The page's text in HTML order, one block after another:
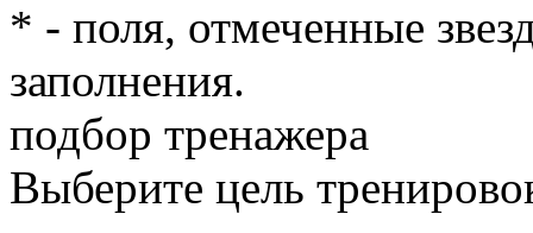
* - поля, отмеченные
заполнения.
подбор тренажера
Выберите цель